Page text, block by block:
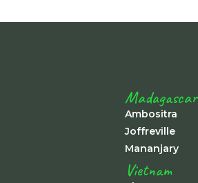
Madagascar
Ambositra
Joffreville
Mananjary
Vietnam